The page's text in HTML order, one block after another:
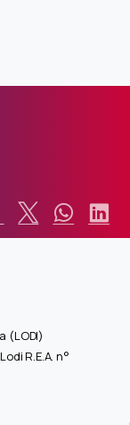
(LODI)
R.E.A. n°